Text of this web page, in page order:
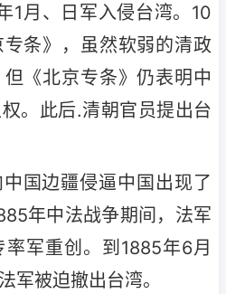
1月、日军入侵台湾。10
条》，虽然软弱的清政
《北京专条》仍表明中
。此后.清朝官员提出台
国边疆侵逼中国出现了
年中法战争期间，法军
军重创。到1885年6月
军被迫撤出台湾。